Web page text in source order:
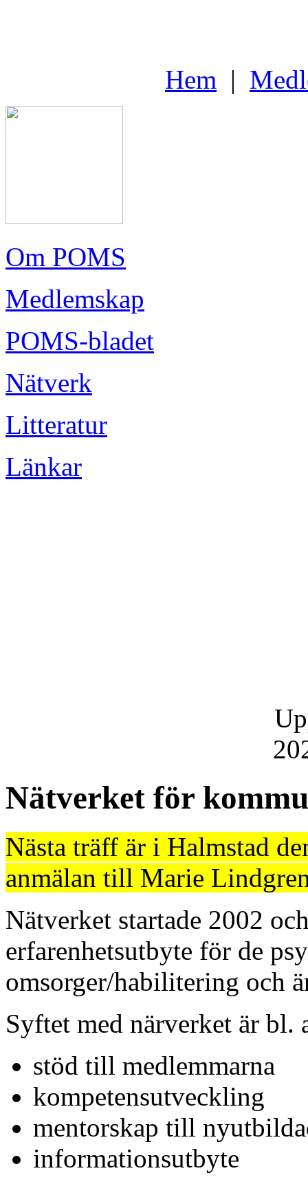
Hem |
Om POMS
Medlemskap
POMS-bladet
Nätverk
Litteratur
Länkar
Nätverket för
Nästa träff är i Halmstad
anmälan till Marie
Nätverket startade 2002
erfarenhetsutbyte för de
omsorger/habilitering och
Syftet med närverket är bl.
stöd till medlemmarna
kompetensutveckling
mentorskap till
informationsutbyte